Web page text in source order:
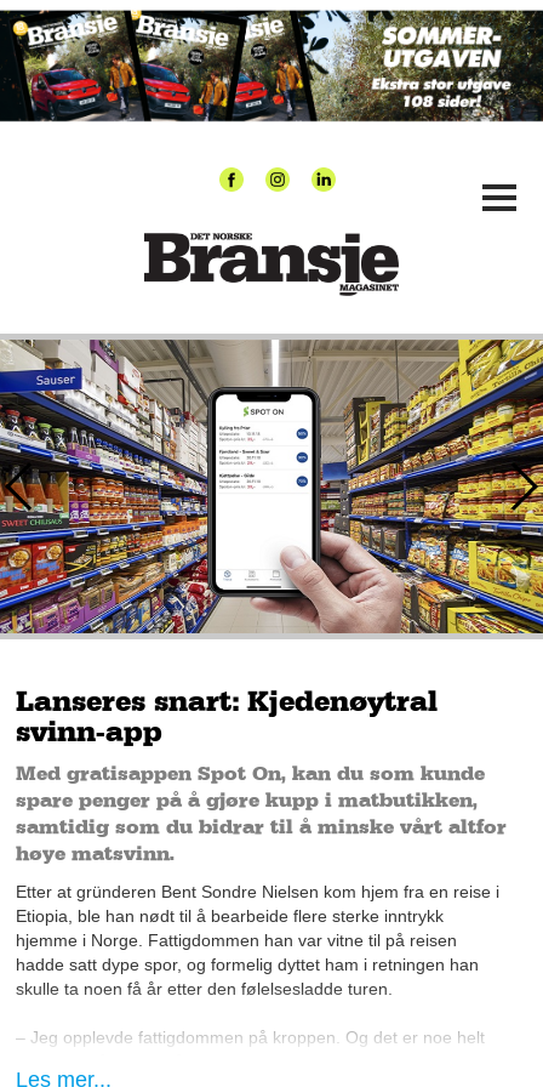
Lanseres snart: Kjedenøytral
svinn-app
Med gratisappen Spot On, kan du som kunde
spare penger på å gjøre kupp i matbutikken,
samtidig som du bidrar til å minske vårt altfor
høye matsvinn.
Etter at gründeren Bent Sondre Nielsen kom hjem fra en reise i
Etiopia, ble han nødt til å bearbeide flere sterke inntrykk
hjemme i Norge. Fattigdommen han var vitne til på reisen
hadde satt dype spor, og formelig dyttet ham i retningen han
skulle ta noen få år etter den følelsesladde turen.
– Jeg opplevde fattigdommen på kroppen. Og det er noe helt
Les mer...